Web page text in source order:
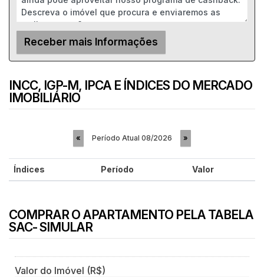
INCC, IGP-M, IPCA E ÍNDICES DO MERCADO
IMOBILIÁRIO
« Período Atual 08/2026 »
Índices Período Valor
COMPRAR O APARTAMENTO PELA TABELA
SAC- SIMULAR
Valor do Imóvel (R$)